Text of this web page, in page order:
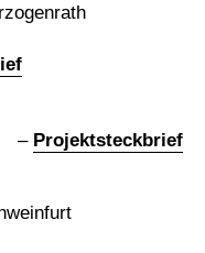
– Projektsteckbrief